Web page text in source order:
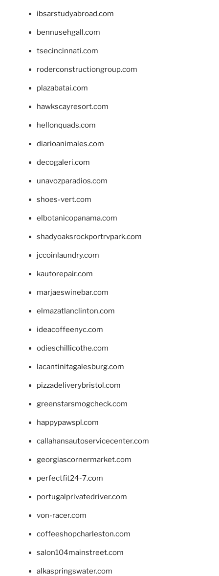
ibsarstudyabroad.com
bennusehgall.com
tsecincinnati.com
roderconstructiongroup.com
plazabatai.com
hawkscayresort.com
hellonquads.com
diarioanimales.com
decogaleri.com
unavozparadios.com
shoes-vert.com
elbotanicopanama.com
shadyoaksrockportrvpark.com
jccoinlaundry.com
kautorepair.com
marjaeswinebar.com
elmazatlanclinton.com
ideacoffeenyc.com
odieschillicothe.com
lacantinitagalesburg.com
pizzadeliverybristol.com
greenstarsmogcheck.com
happypawspl.com
callahansautoservicecenter.com
georgiascornermarket.com
perfectfit24-7.com
portugalprivatedriver.com
von-racer.com
coffeeshopcharleston.com
salon104mainstreet.com
alkaspringswater.com